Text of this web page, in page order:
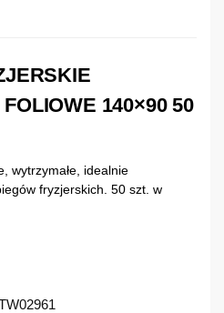
140×90 50
wytrzymałe, idealnie
fryzjerskich. 50 szt. w